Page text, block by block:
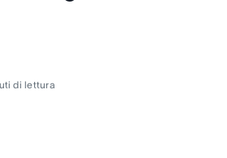
di lettura